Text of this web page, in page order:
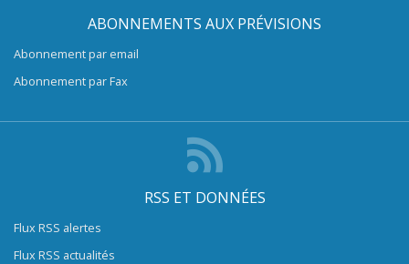
ABONNEMENTS AUX PRÉVISIONS
Abonnement par email
Abonnement par Fax
RSS ET DONNÉES
Flux RSS alertes
Flux RSS actualités